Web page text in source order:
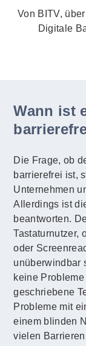
Von BITV,
Digitale
Wann ist
Die Frage, ob
barrierefrei ist,
Unternehmen
Allerdings ist
beantworten.
Tastaturnutzer,
oder
unüberwindbar
keine
geschriebene
Probleme mit
einem blinden
vielen